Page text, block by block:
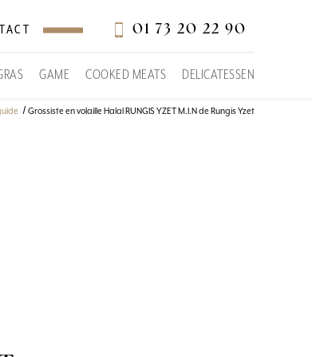
01 73 20 22 90
GAME COOKED MEATS DELICATESSEN
Grossiste en volaille Halal RUNGIS YZET M.I.N de Rungis Yzet